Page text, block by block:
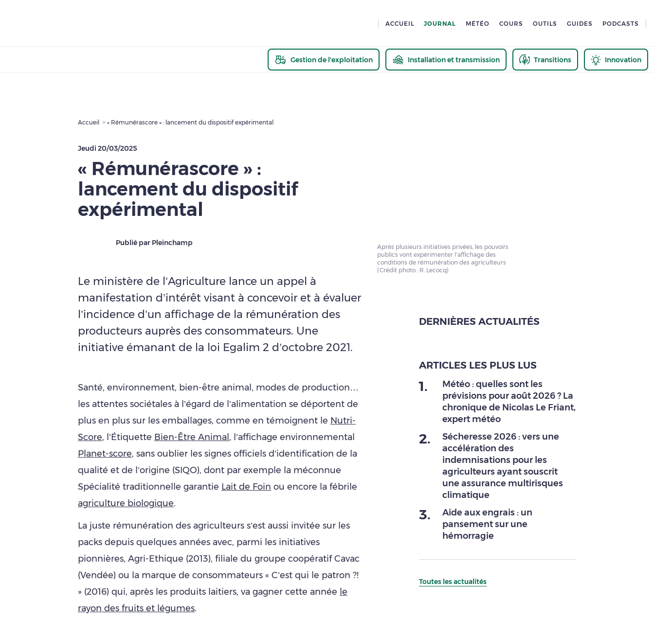
ACCUEIL JOURNAL MÉTÉO COURS OUTILS GUIDES PODCASTS
Gestion de l'exploitation Installation et transmission Transitions Innovation
Accueil « Rémunérascore » : lancement du dispositif expérimental
Jeudi 20/03/2025
« Rémunérascore » :
lancement du dispositif
expérimental
Publié par Pleinchamp
Le ministère de l’Agriculture lance un appel à
manifestation d’intérêt visant à concevoir et à évaluer
l’incidence d’un affichage de la rémunération des
producteurs auprès des consommateurs. Une
initiative émanant de la loi Egalim 2 d’octobre 2021.
Santé, environnement, bien-être animal, modes de production…
les attentes sociétales à l’égard de l’alimentation se déportent de
plus en plus sur les emballages, comme en témoignent le Nutri-
Score, l’Étiquette Bien-Être Animal , l’affichage environnemental
Planet-score, sans oublier les signes officiels d’identification de la
qualité et de l’origine (SIQO), dont par exemple la méconnue
Spécialité traditionnelle garantie Lait de Foin ou encore la fébrile
agriculture biologique.
La juste rémunération des agriculteurs s’est aussi invitée sur les
packs depuis quelques années avec, parmi les initiatives
pionnières, Agri-Ethique (2013), filiale du groupe coopératif Cavac
(Vendée) ou la marque de consommateurs « C’est qui le patron ?!
» (2016) qui, après les produits laitiers, va gagner cette année le
rayon des fruits et légumes.
Après plusieurs initiatives privées, les pouvoirs
publics vont expérimenter l’affichage des
conditions de rémunération des agriculteurs
(Crédit photo : R. Lecocq)
DERNIÈRES ACTUALITÉS
ARTICLES LES PLUS LUS
1.
Météo : quelles sont les
prévisions pour août 2026 ? La
chronique de Nicolas Le Friant,
expert météo
2.
Sécheresse 2026 : vers une
accélération des
indemnisations pour les
agriculteurs ayant souscrit
une assurance multirisques
climatique
3.
Aide aux engrais : un
pansement sur une
hémorragie
Toutes les actualités